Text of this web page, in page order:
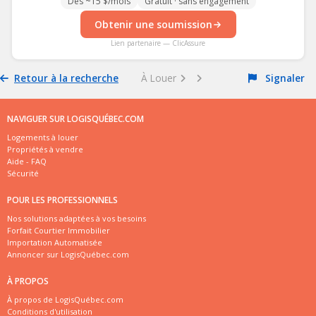
Obtenir une soumission
Lien partenaire — ClicAssure
Retour à la recherche À Louer Signaler
NAVIGUER SUR LOGISQUÉBEC.COM
Logements à louer
Propriétés à vendre
Aide - FAQ
Sécurité
POUR LES PROFESSIONNELS
Nos solutions adaptées à vos besoins
Forfait Courtier Immobilier
Importation Automatisée
Annoncer sur LogisQuébec.com
À PROPOS
À propos de LogisQuébec.com
Conditions d'utilisation